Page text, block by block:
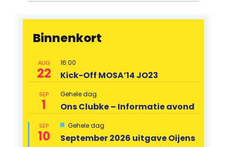
Binnenkort
AUG
22
16:00
Kick-Off MOSA’14 JO23
SEP
1
Gehele dag
Ons Clubke – Informatie avond
SEP
10
Uitgelicht
Gehele dag
September 2026 uitgave Oijens